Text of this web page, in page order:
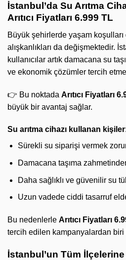
İstanbul’da Su Arıtma
Arıtıcı Fiyatları 6.999 TL
Büyük şehirlerde yaşam
alışkanlıkları da değişmektedir.
kullanıcılar artık damacana su
ve ekonomik çözümler tercih
👉 Bu noktada Arıtıcı Fiyatları
büyük bir avantaj sağlar.
Su arıtma cihazı kullanan
Sürekli su siparişi vermek
Damacana taşıma
Daha sağlıklı ve güvenilir su
Uzun vadede ciddi tasarruf
Bu nedenlerle Arıtıcı Fiyatları
tercih edilen kampanyalardan biri
İstanbul’un Tüm